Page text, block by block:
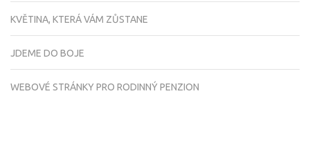
KVĚTINA, KTERÁ VÁM ZŮSTANE
JDEME DO BOJE
WEBOVÉ STRÁNKY PRO RODINNÝ PENZION